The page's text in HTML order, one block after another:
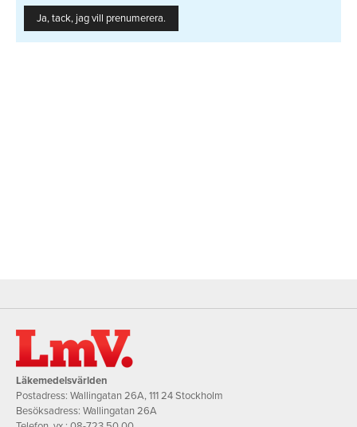
Ja, tack, jag vill prenumerera.
Läkemedelsvärlden
Postadress: Wallingatan 26A, 111 24 Stockholm
Besöksadress: Wallingatan 26A